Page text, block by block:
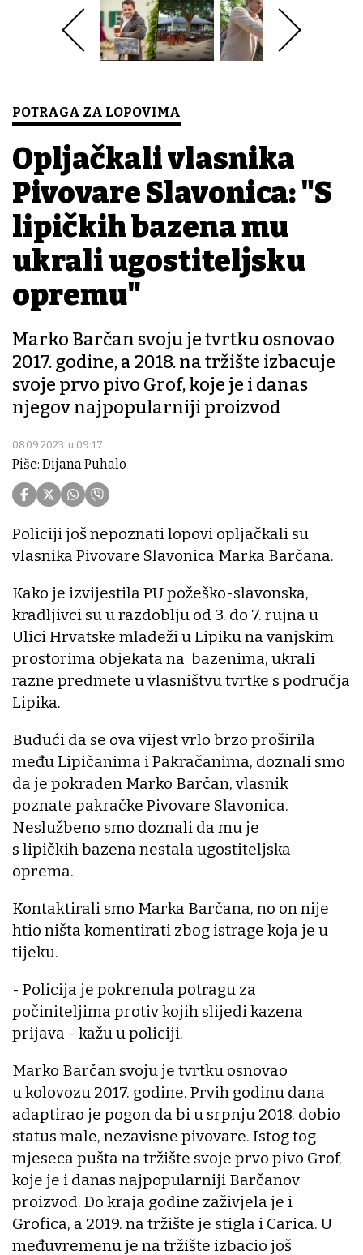
POTRAGA ZA LOPOVIMA
Opljačkali vlasnika
Pivovare Slavonica: "S
lipičkih bazena mu
ukrali ugostiteljsku
opremu"
Marko Barčan svoju je tvrtku osnovao
2017. godine, a 2018. na tržište izbacuje
svoje prvo pivo Grof, koje je i danas
njegov najpopularniji proizvod
08.09.2023. u 09:17
Piše: Dijana Puhalo
Policiji još nepoznati lopovi opljačkali su
vlasnika Pivovare Slavonica Marka Barčana.
Kako je izvijestila PU požeško-slavonska,
kradljivci su u razdoblju od 3. do 7. rujna u
Ulici Hrvatske mladeži u Lipiku na vanjskim
prostorima objekata na bazenima, ukrali
razne predmete u vlasništvu tvrtke s područja
Lipika.
Budući da se ova vijest vrlo brzo proširila
među Lipičanima i Pakračanima, doznali smo
da je pokraden Marko Barčan, vlasnik
poznate pakračke Pivovare Slavonica.
Neslužbeno smo doznali da mu je
s lipičkih bazena nestala ugostiteljska
oprema.
Kontaktirali smo Marka Barčana, no on nije
htio ništa komentirati zbog istrage koja je u
tijeku.
- Policija je pokrenula potragu za
počiniteljima protiv kojih slijedi kazena
prijava - kažu u policiji.
Marko Barčan svoju je tvrtku osnovao
u kolovozu 2017. godine. Prvih godinu dana
adaptirao je pogon da bi u srpnju 2018. dobio
status male, nezavisne pivovare. Istog tog
mjeseca pušta na tržište svoje prvo pivo Grof,
koje je i danas najpopularniji Barčanov
proizvod. Do kraja godine zaživjela je i
Grofica, a 2019. na tržište je stigla i Carica. U
međuvremenu je na tržište izbacio još